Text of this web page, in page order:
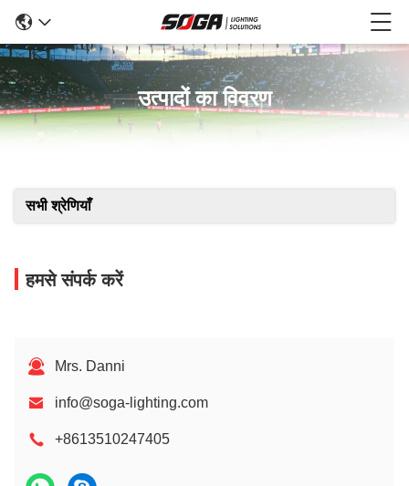
उत्पादों का विवरण
सभी श्रेणियाँ
हमसे संपर्क करें
Mrs. Danni
info@soga-lighting.com
+8613510247405